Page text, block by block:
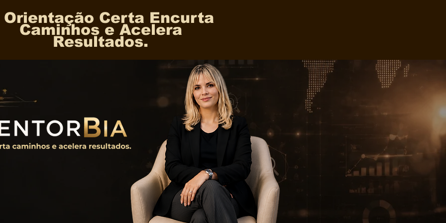
Orientação Certa Encurta
Caminhos e Acelera
Resultados.